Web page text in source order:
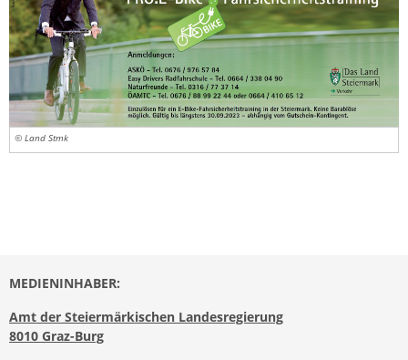
© Land Stmk
MEDIENINHABER:
Amt der Steiermärkischen Landesregierung
8010 Graz-Burg